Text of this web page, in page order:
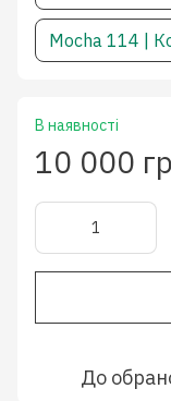
Mocha 114 |
В наявності
10 000
До